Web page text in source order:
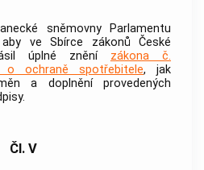
sněmovny Parlamentu
ve Sbírce zákonů České
úplné znění zákona č.
o ochraně spotřebitele, jak
a doplnění provedených
Čl. V